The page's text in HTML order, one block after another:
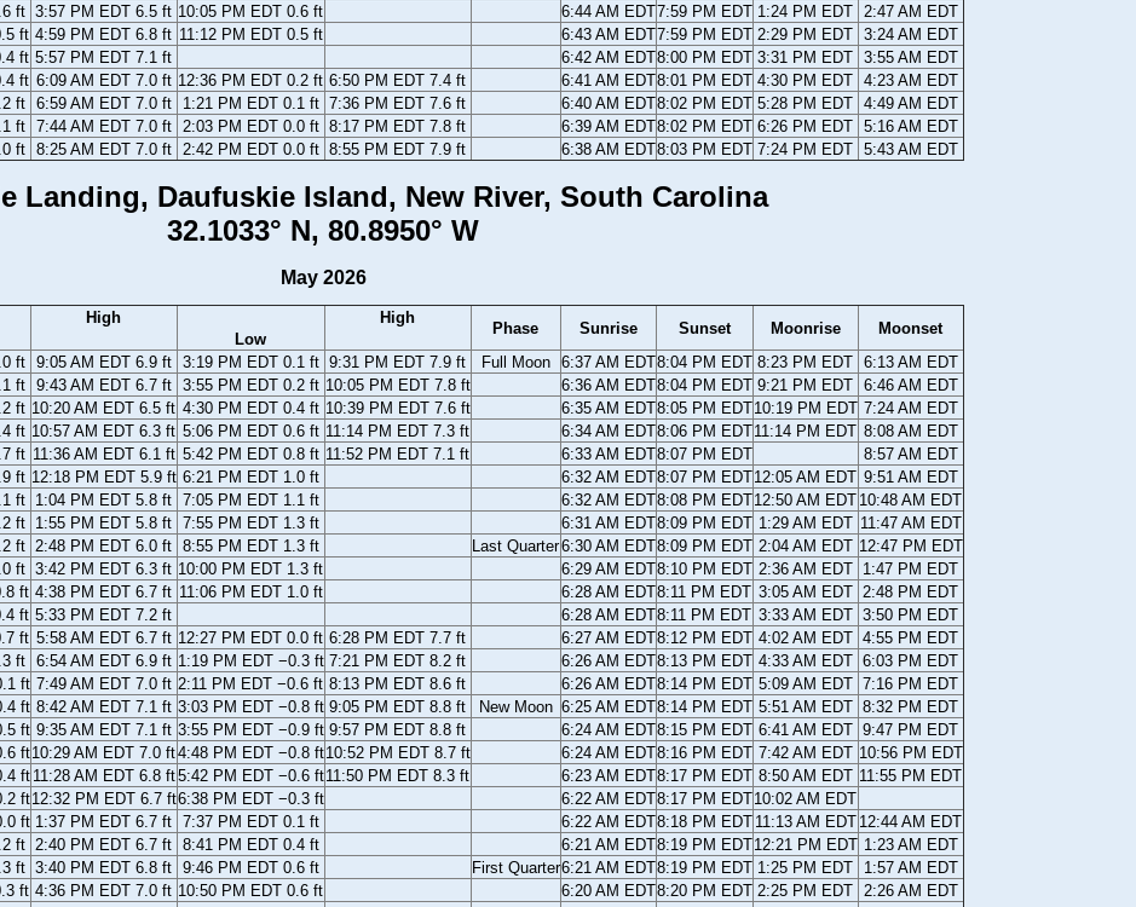
ft 3:57 PM EDT 6.5 ft 10:05 PM EDT 0.6 ft 6:44 AM EDT7:59 PM EDT 1:24 PM EDT
2:47 AM EDT
ft 4:59 PM EDT 6.8 ft 11:12 PM EDT 0.5 ft 6:43 AM EDT7:59 PM EDT 2:29 PM EDT 3:24 AM EDT
ft 5:57 PM EDT 7.1 ft 6:42 AM EDT8:00 PM EDT 3:31 PM EDT 3:55 AM EDT
ft 6:09 AM EDT 7.0 ft 12:36 PM EDT 0.2 ft 6:50 PM EDT 7.4 ft 6:41 AM EDT8:01 PM EDT 4:30 PM EDT 4:23 AM EDT
ft 6:59 AM EDT 7.0 ft 1:21 PM EDT 0.1 ft 7:36 PM EDT 7.6 ft 6:40 AM EDT8:02 PM EDT 5:28 PM EDT 4:49 AM EDT
ft 7:44 AM EDT 7.0 ft 2:03 PM EDT 0.0 ft 8:17 PM EDT 7.8 ft 6:39 AM EDT8:02 PM EDT 6:26 PM EDT 5:16 AM EDT
ft 8:25 AM EDT 7.0 ft 2:42 PM EDT 0.0 ft 8:55 PM EDT 7.9 ft 6:38 AM EDT8:03 PM EDT 7:24 PM EDT 5:43 AM EDT
Landing, Daufuskie Island, New River, South Carolina
32.1033° N, 80.8950° W
May 2026
High
Low
High
Phase Sunrise Sunset Moonrise
Moonset
ft 9:05 AM EDT 6.9 ft 3:19 PM EDT 0.1 ft 9:31 PM EDT 7.9 ft Full Moon 6:37 AM EDT8:04 PM EDT 8:23 PM EDT 6:13 AM EDT
ft 9:43 AM EDT 6.7 ft 3:55 PM EDT 0.2 ft 10:05 PM EDT 7.8 ft 6:36 AM EDT8:04 PM EDT 9:21 PM EDT 6:46 AM EDT
ft 10:20 AM EDT 6.5 ft 4:30 PM EDT 0.4 ft 10:39 PM EDT 7.6 ft 6:35 AM EDT8:05 PM EDT10:19 PM EDT 7:24 AM EDT
ft 10:57 AM EDT 6.3 ft 5:06 PM EDT 0.6 ft 11:14 PM EDT 7.3 ft 6:34 AM EDT8:06 PM EDT11:14 PM EDT 8:08 AM EDT
ft 11:36 AM EDT 6.1 ft 5:42 PM EDT 0.8 ft 11:52 PM EDT 7.1 ft 6:33 AM EDT8:07 PM EDT
8:57 AM EDT
ft 12:18 PM EDT 5.9 ft 6:21 PM EDT 1.0 ft 6:32 AM EDT8:07 PM EDT12:05 AM EDT 9:51 AM EDT
ft 1:04 PM EDT 5.8 ft 7:05 PM EDT 1.1 ft 6:32 AM EDT8:08 PM EDT12:50 AM EDT 10:48 AM EDT
ft 1:55 PM EDT 5.8 ft 7:55 PM EDT 1.3 ft 6:31 AM EDT8:09 PM EDT 1:29 AM EDT 11:47 AM EDT
ft 2:48 PM EDT 6.0 ft 8:55 PM EDT 1.3 ft Last Quarter6:30 AM EDT8:09 PM EDT 2:04 AM EDT 12:47 PM EDT
ft 3:42 PM EDT 6.3 ft 10:00 PM EDT 1.3 ft 6:29 AM EDT8:10 PM EDT 2:36 AM EDT
1:47 PM EDT
ft 4:38 PM EDT 6.7 ft 11:06 PM EDT 1.0 ft 6:28 AM EDT8:11 PM EDT 3:05 AM EDT 2:48 PM EDT
ft 5:33 PM EDT 7.2 ft 6:28 AM EDT8:11 PM EDT 3:33 AM EDT 3:50 PM EDT
ft 5:58 AM EDT 6.7 ft 12:27 PM EDT 0.0 ft 6:28 PM EDT 7.7 ft 6:27 AM EDT8:12 PM EDT 4:02 AM EDT 4:55 PM EDT
ft 6:54 AM EDT 6.9 ft 1:19 PM EDT −0.3 ft 7:21 PM EDT 8.2 ft 6:26 AM EDT8:13 PM EDT 4:33 AM EDT 6:03 PM EDT
ft 7:49 AM EDT 7.0 ft 2:11 PM EDT −0.6 ft 8:13 PM EDT 8.6 ft 6:26 AM EDT8:14 PM EDT 5:09 AM EDT 7:16 PM EDT
ft 8:42 AM EDT 7.1 ft 3:03 PM EDT −0.8 ft 9:05 PM EDT 8.8 ft New Moon 6:25 AM EDT8:14 PM EDT 5:51 AM EDT 8:32 PM EDT
ft 9:35 AM EDT 7.1 ft 3:55 PM EDT −0.9 ft 9:57 PM EDT 8.8 ft 6:24 AM EDT8:15 PM EDT 6:41 AM EDT 9:47 PM EDT
ft10:29 AM EDT 7.0 ft4:48 PM EDT −0.8 ft10:52 PM EDT 8.7 ft 6:24 AM EDT8:16 PM EDT 7:42 AM EDT 10:56 PM EDT
ft 11:28 AM EDT 6.8 ft5:42 PM EDT −0.6 ft11:50 PM EDT 8.3 ft 6:23 AM EDT8:17 PM EDT 8:50 AM EDT 11:55 PM EDT
ft12:32 PM EDT 6.7 ft6:38 PM EDT −0.3 ft 6:22 AM EDT8:17 PM EDT10:02 AM EDT
ft 1:37 PM EDT 6.7 ft 7:37 PM EDT 0.1 ft 6:22 AM EDT8:18 PM EDT 11:13 AM EDT 12:44 AM EDT
ft 2:40 PM EDT 6.7 ft 8:41 PM EDT 0.4 ft 6:21 AM EDT8:19 PM EDT12:21 PM EDT 1:23 AM EDT
ft 3:40 PM EDT 6.8 ft 9:46 PM EDT 0.6 ft First Quarter6:21 AM EDT8:19 PM EDT 1:25 PM EDT
1:57 AM EDT
ft 4:36 PM EDT 7.0 ft 10:50 PM EDT 0.6 ft 6:20 AM EDT8:20 PM EDT 2:25 PM EDT 2:26 AM EDT